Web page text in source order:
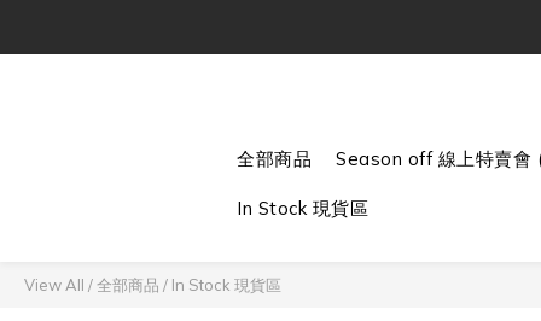
全部商品 Season off 線上特賣會
In Stock 現貨區
View All /全部商品 / In Stock 現貨區